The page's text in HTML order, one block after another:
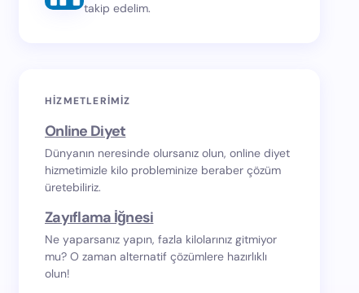
takip edelim.
HIZMETLERIMIZ
Online Diyet
Dünyanın neresinde olursanız olun, online diyet
hizmetimizle kilo probleminize beraber çözüm
üretebiliriz.
Zayıflama İğnesi
Ne yaparsanız yapın, fazla kilolarınız gitmiyor
mu? O zaman alternatif çözümlere hazırlıklı
olun!